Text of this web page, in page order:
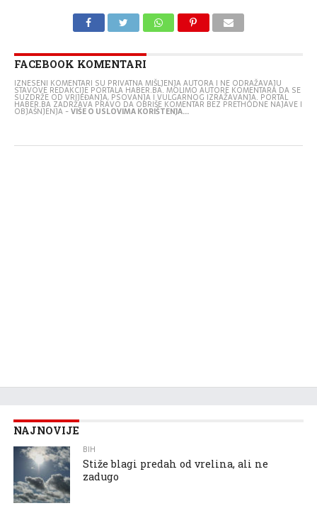
FACEBOOK KOMENTARI
IZNESENI KOMENTARI SU PRIVATNA MIŠLJENJA AUTORA I NE ODRAŽAVAJU
STAVOVE REDAKCIJE PORTALA HABER.BA. MOLIMO AUTORE KOMENTARA DA SE
SUZDRŽE OD VRIJEĐANJA, PSOVANJA I VULGARNOG IZRAŽAVANJA. PORTAL
HABER.BA ZADRŽAVA PRAVO DA OBRIŠE KOMENTAR BEZ PRETHODNE NAJAVE I
OBJAŠNJENJA -VIŠE O USLOVIMA KORIŠTENJA...
NAJNOVIJE
BIH
Stiže blagi predah od vrelina, ali ne
zadugo